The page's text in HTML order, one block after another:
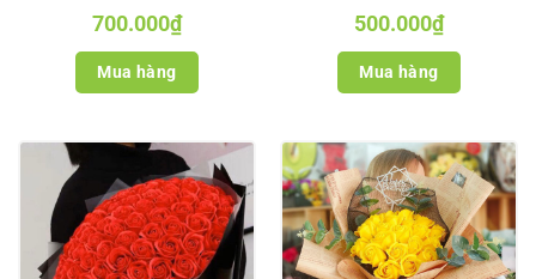
700.000₫
Mua hàng
500.000₫
Mua hàng